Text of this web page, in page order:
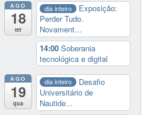
AGO
18
ter
dia inteiro
Exposição:
Perder Tudo.
Novament...
14:00Soberania
tecnológica e digital
AGO
19
qua
dia inteiro
Desafio
Universitário de
Nautide...